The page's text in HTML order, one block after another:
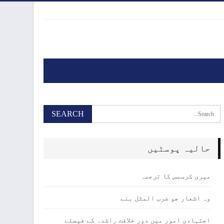
حالیہ پوسٹیں
میری کرسمس کا ترجمہ
وہ اشعار جو ضرب المثل بنے
اجتہادی امور میں دور خلافت راشدہ کے فیصلے